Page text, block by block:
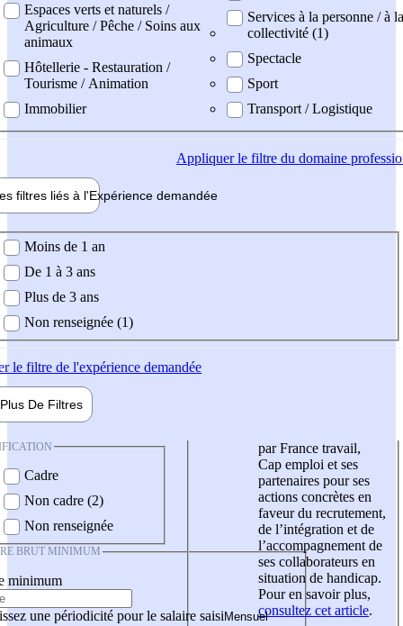
Espaces verts et naturels /
Agriculture / Pêche / Soins aux
animaux
Hôtellerie - Restauration /
Tourisme / Animation
Immobilier
Services à la personne / à la
collectivité (1)
Spectacle
Sport
Transport / Logistique
Appliquerle filtre du domaine
filtres liés à l'Expérience demandée
demandée
Moins de 1 an
De 1 à 3 ans
Plus de 3 ans
Non renseignée (1)
le filtre de l'expérience demandée
Plus De Filtres
Cadre
Non cadre (2)
Non renseignée
BRUT MINIMUM
minimum
une périodicité pour le salaire saisi
par France travail,
Cap emploi et ses
partenaires pour ses
actions concrètes en
faveur du recrutement,
de l’intégration et de
l’accompagnement de
ses collaborateurs en
situation de handicap.
Pour en savoir plus,
consultez cet article.